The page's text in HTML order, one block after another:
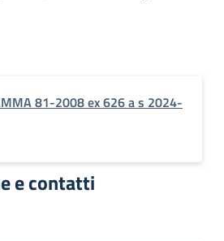
81-2008 ex 626 a s 2024-
e contatti